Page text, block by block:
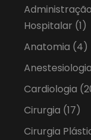
Administração
Hospitalar (1)
Anatomia (4)
Anestesiologia
Cardiologia
Cirurgia (17)
Cirurgia